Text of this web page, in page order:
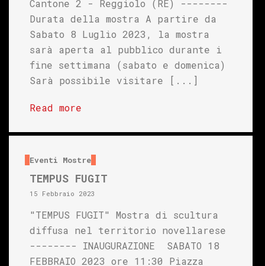
Cantone 2 - Reggiolo (RE) --------
Durata della mostra A partire da
Sabato 8 Luglio 2023, la mostra
sarà aperta al pubblico durante i
fine settimana (sabato e domenica)
Sarà possibile visitare [...]
Read more
Eventi Mostre
TEMPUS FUGIT
15 Febbraio 2023
"TEMPUS FUGIT" Mostra di scultura
diffusa nel territorio novellarese
-------- INAUGURAZIONE SABATO 18
FEBBRAIO 2023 ore 11:30 Piazza